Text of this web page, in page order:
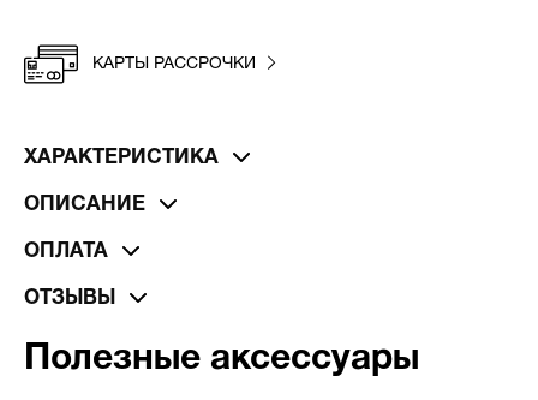
КАРТЫ РАССРОЧКИ
ХАРАКТЕРИСТИКА
ОПИСАНИЕ
ОПЛАТА
ОТЗЫВЫ
Полезные аксессуары